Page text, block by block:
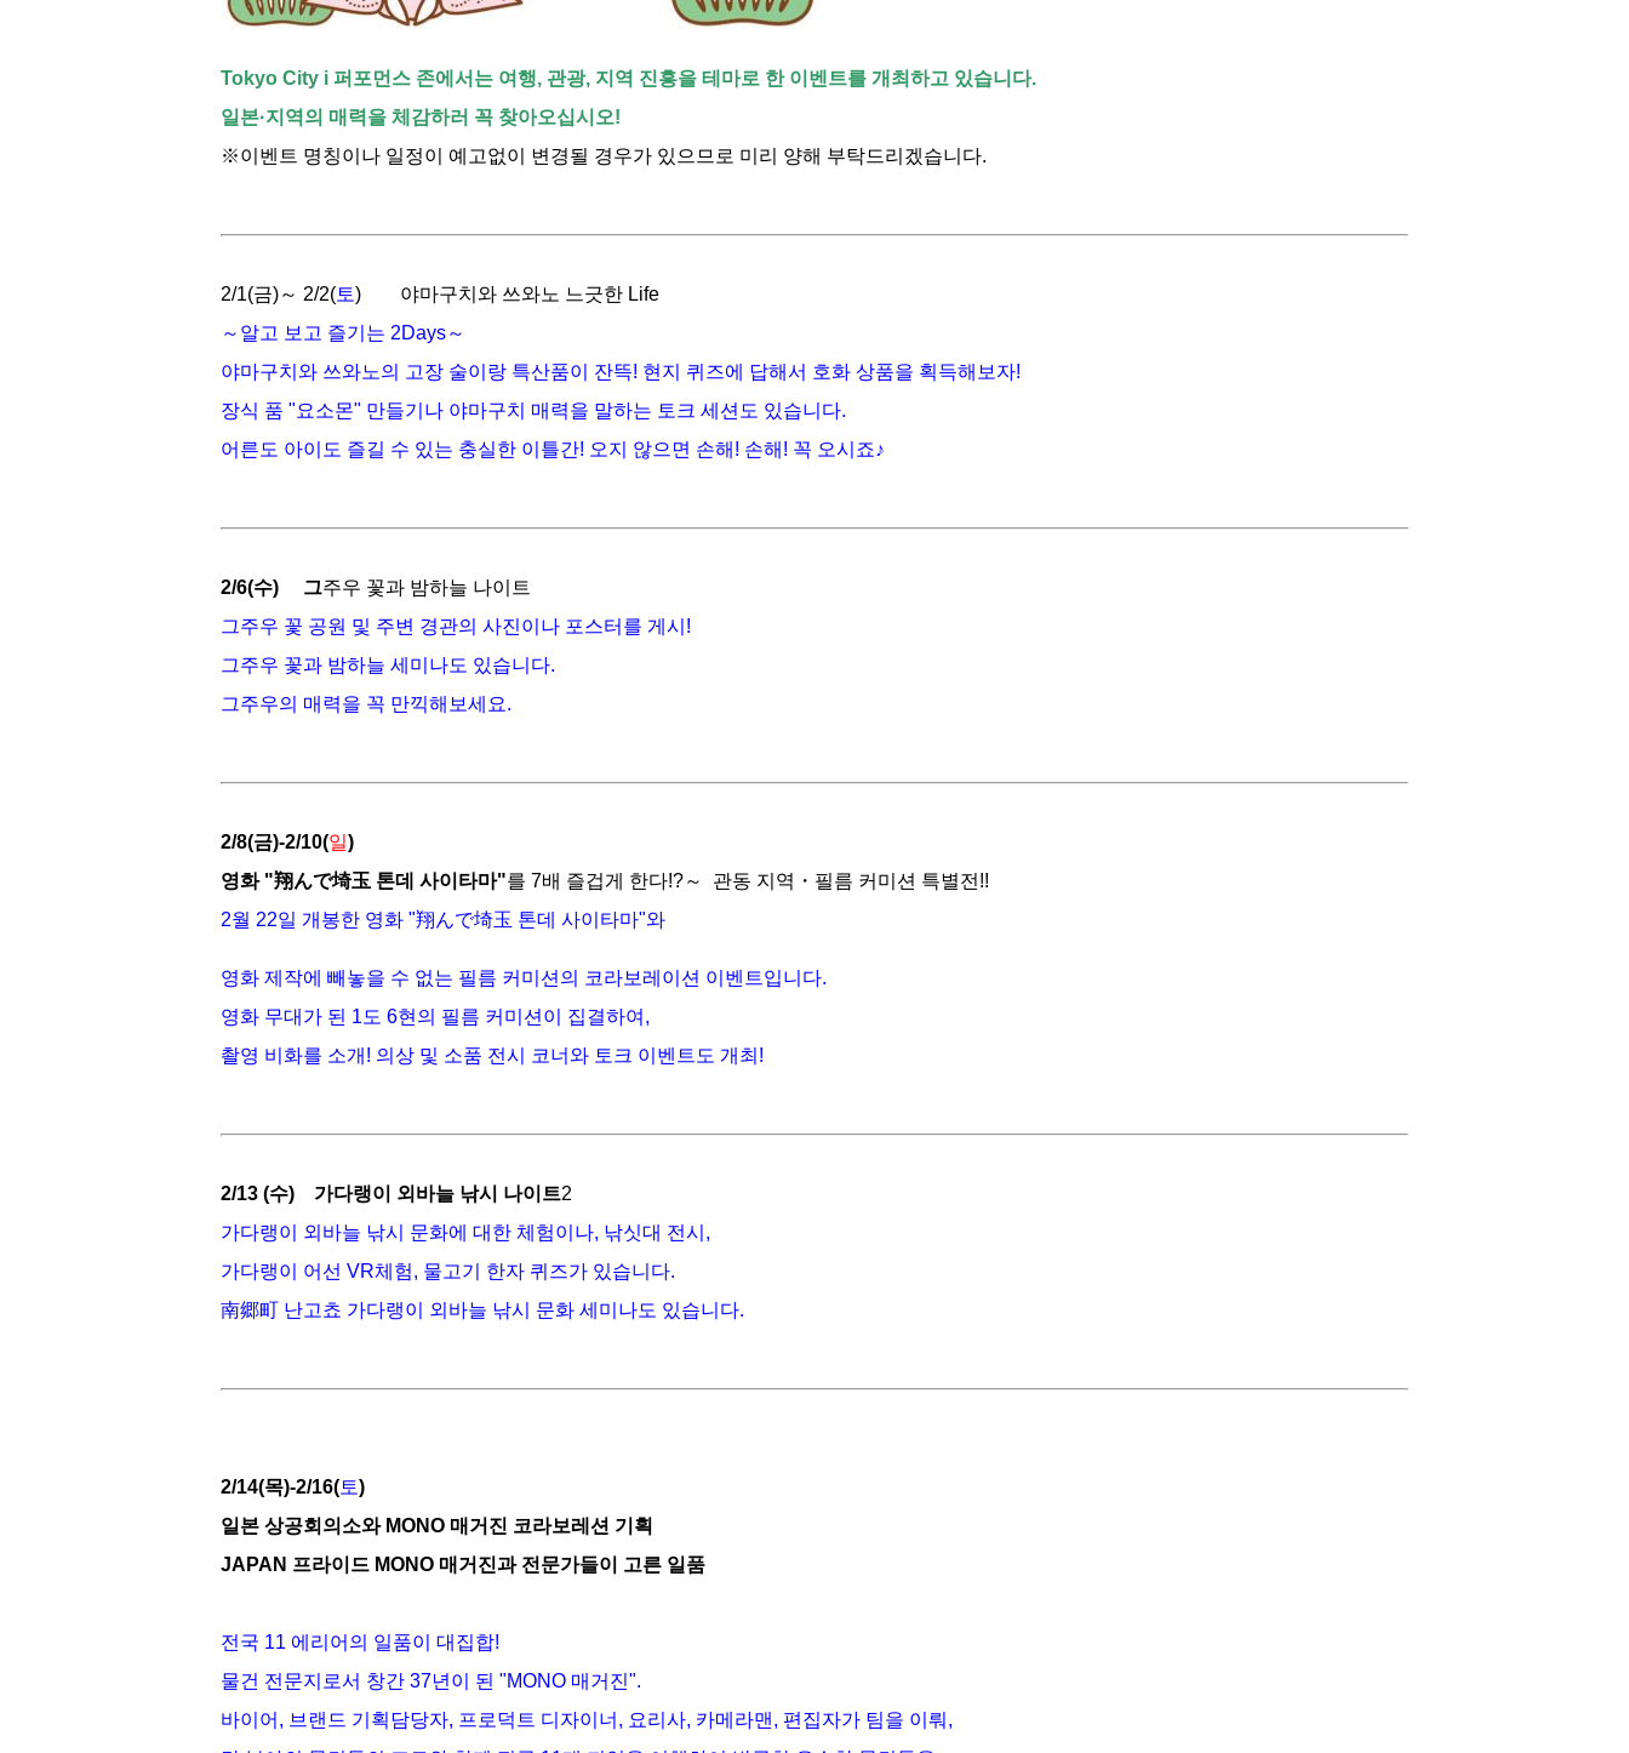
Tokyo City i 퍼포먼스 존에서는 여행, 관광, 지역 진흥을 테마로 한 이벤트를 개최하고 있습니다.
일본·지역의 매력을 체감하러 꼭 찾아오십시오!
※이벤트 명칭이나 일정이 예고없이 변경될 경우가 있으므로 미리 양해 부탁드리겠습니다.
2/1(금)～ 2/2(토) 야마구치와 쓰와노 느긋한 Life
～알고 보고 즐기는 2Days～
야마구치와 쓰와노의 고장 술이랑 특산품이 잔뜩! 현지 퀴즈에 답해서 호화 상품을 획득해보자!
장식 품 "요소몬" 만들기나 야마구치 매력을 말하는 토크 세션도 있습니다.
어른도 아이도 즐길 수 있는 충실한 이틀간! 오지 않으면 손해! 손해! 꼭 오시죠♪
2/6(수) 그주우 꽃과 밤하늘 나이트
그주우 꽃 공원 및 주변 경관의 사진이나 포스터를 게시!
그주우 꽃과 밤하늘 세미나도 있습니다.
그주우의 매력을 꼭 만끽해보세요.
2/8(금)-2/10(일)
영화 "翔んで埼玉 톤데 사이타마"를 7배 즐겁게 한다!?～ 관동 지역・필름 커미션 특별전!!
2월 22일 개봉한 영화 "翔んで埼玉 톤데 사이타마"와
영화 제작에 빼놓을 수 없는 필름 커미션의 코라보레이션 이벤트입니다.
영화 무대가 된 1도 6현의 필름 커미션이 집결하여,
촬영 비화를 소개! 의상 및 소품 전시 코너와 토크 이벤트도 개최!
2/13 (수) 가다랭이 외바늘 낚시 나이트2
가다랭이 외바늘 낚시 문화에 대한 체험이나, 낚싯대 전시,
가다랭이 어선 VR체험, 물고기 한자 퀴즈가 있습니다.
南郷町 난고쵸 가다랭이 외바늘 낚시 문화 세미나도 있습니다.
2/14(목)-2/16(토)
일본 상공회의소와 MONO 매거진 코라보레션 기획
JAPAN 프라이드 MONO 매거진과 전문가들이 고른 일품
전국 11 에리어의 일품이 대집합!
물건 전문지로서 창간 37년이 된 "MONO 매거진".
바이어, 브랜드 기획담당자, 프로덕트 디자이너, 요리사, 카메라맨, 편집자가 팀을 이뤄,